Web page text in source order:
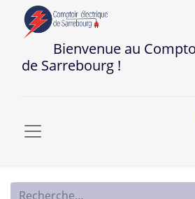
Bienvenue au
de Sarrebourg !